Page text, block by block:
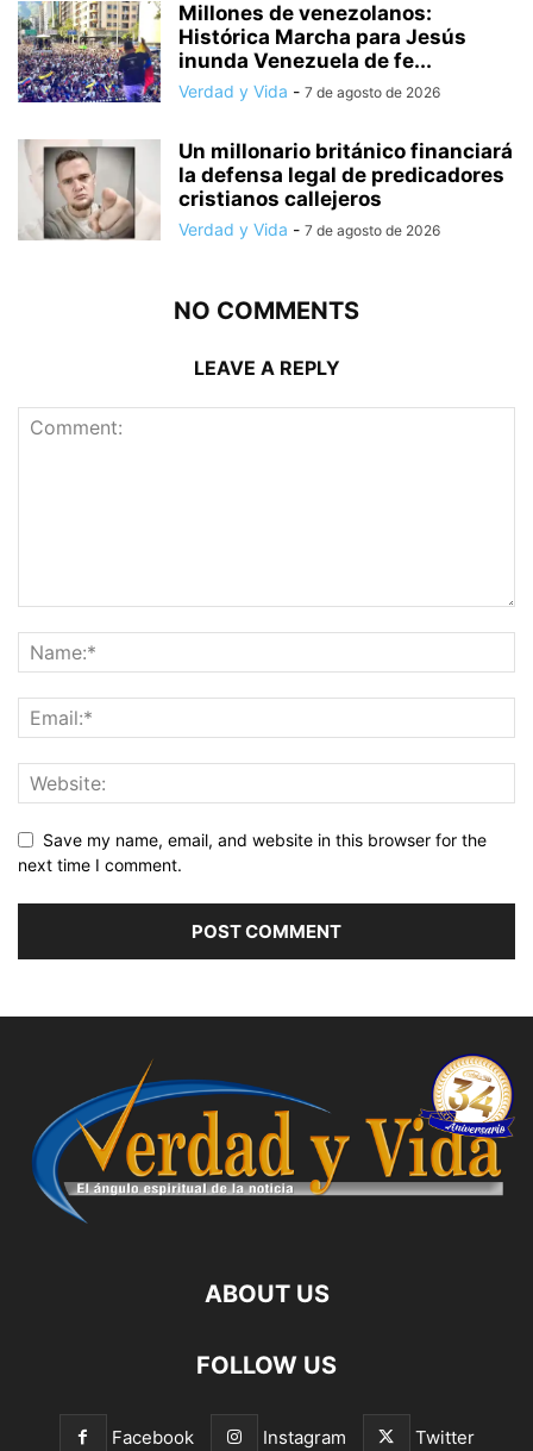
Millones de venezolanos:
Histórica Marcha para Jesús
inunda Venezuela de fe...
Verdad y Vida - 7 de agosto de 2026
Un millonario británico financiará
la defensa legal de predicadores
cristianos callejeros
Verdad y Vida - 7 de agosto de 2026
NO COMMENTS
LEAVE A REPLY
Save my name, email, and website in this browser for the
next time I comment.
ABOUT US
FOLLOW US
Facebook Instagram Twitter